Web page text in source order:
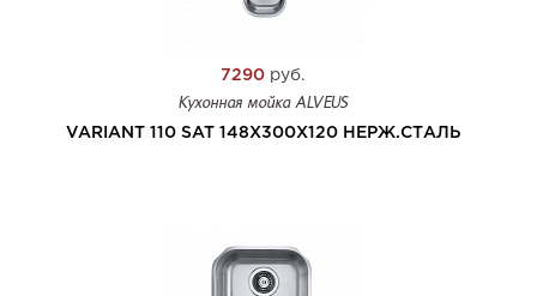
7290 руб.
Кухонная мойка ALVEUS
VARIANT 110 SAT 148X300X120 НЕРЖ.СТАЛЬ